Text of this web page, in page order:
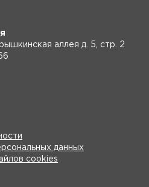
аллея д. 5, стр. 2
данных
cookies